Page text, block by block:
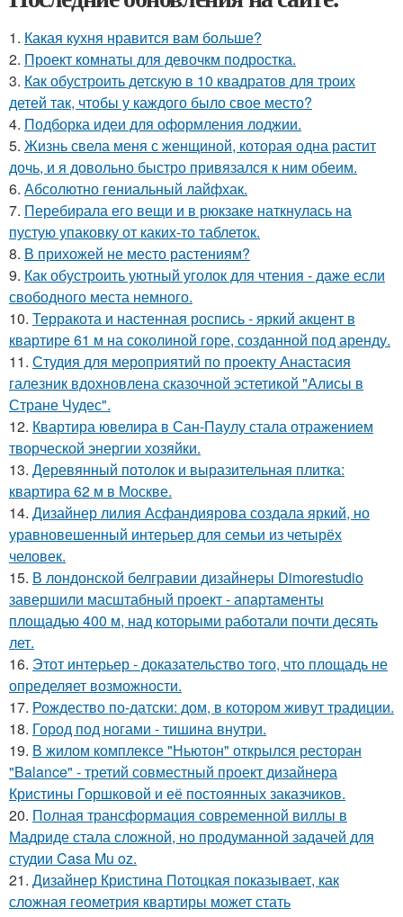
1. Какая кухня нравится вам больше?
2. Проект комнаты для девочкм подростка.
3. Как обустроить детскую в 10 квадратов для троих
детей так, чтобы у каждого было свое место?
4. Подборка идеи для оформления лоджии.
5. Жизнь свела меня с женщиной, которая одна растит
дочь, и я довольно быстро привязался к ним обеим.
6. Абсолютно гениальный лайфхак.
7. Перебирала его вещи и в рюкзаке наткнулась на
пустую упаковку от каких-то таблеток.
8. В прихожей не место растениям?
9. Как обустроить уютный уголок для чтения - даже если
свободного места немного.
10. Терракота и настенная роспись - яркий акцент в
квартире 61 м на соколиной горе, созданной под аренду.
11. Студия для мероприятий по проекту Анастасия
галезник вдохновлена сказочной эстетикой "Алисы в
Стране Чудес".
12. Квартира ювелира в Сан-Паулу стала отражением
творческой энергии хозяйки.
13. Деревянный потолок и выразительная плитка:
квартира 62 м в Москве.
14. Дизайнер лилия Асфандиярова создала яркий, но
уравновешенный интерьер для семьи из четырёх
человек.
15. В лондонской белгравии дизайнеры Dimorestudio
завершили масштабный проект - апартаменты
площадью 400 м, над которыми работали почти десять
лет.
16. Этот интерьер - доказательство того, что площадь не
определяет возможности.
17. Рождество по-датски: дом, в котором живут традиции.
18. Город под ногами - тишина внутри.
19. В жилом комплексе "Ньютон" открылся ресторан
"Balance" - третий совместный проект дизайнера
Кристины Горшковой и её постоянных заказчиков.
20. Полная трансформация современной виллы в
Мадриде стала сложной, но продуманной задачей для
студии Casa Mu oz.
21. Дизайнер Кристина Потоцкая показывает, как
сложная геометрия квартиры может стать